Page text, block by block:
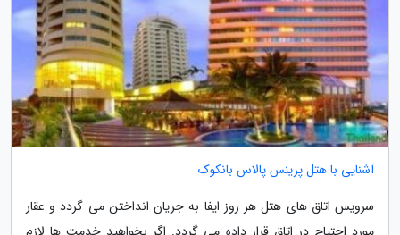
آشنایی با هتل پرینس پالاس بانکوک
سرویس اتاق های هتل هر روز ایفا به جریان انداختن می گردد و عقار
مورد احتیاج در اتاق قرار داده می گردد. اگر بخواهید خدمت ها لازم